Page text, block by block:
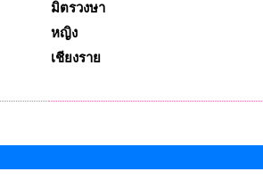
มิตรวงษา
หญิง
เชียงราย